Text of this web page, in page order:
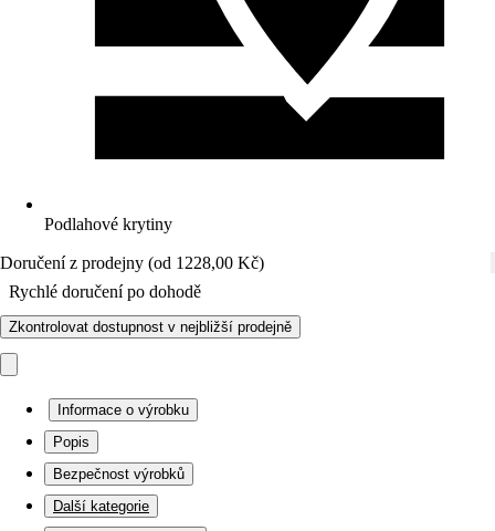
Podlahové krytiny
Doručení z prodejny (od 1228,00 Kč)
Rychlé doručení po dohodě
Zkontrolovat dostupnost v nejbližší prodejně
Informace o výrobku
Popis
Bezpečnost výrobků
Další kategorie